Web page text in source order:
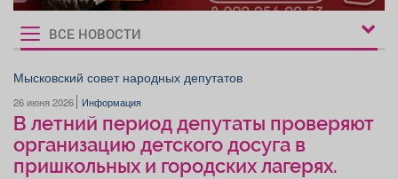
Объявления Недвижимость Услуги
Работа
Рукбрики
новостей
ВСЕ НОВОСТИ
Мысковский совет народных депутатов
26 июня 2026 Информация
В летний период депутаты проверяют
организацию детского досуга в
пришкольных и городских лагерях.